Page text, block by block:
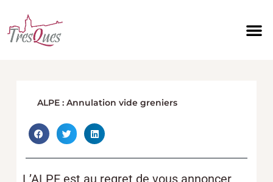
contenu
ALPE : Annulation vide greniers
L’ALPE est au regret de vous annoncer